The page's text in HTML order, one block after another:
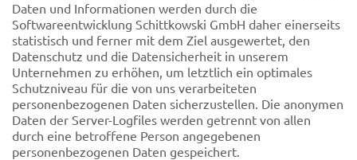
Daten und Informationen werden durch die
Softwareentwicklung Schittkowski GmbH daher einerseits
statistisch und ferner mit dem Ziel ausgewertet, den
Datenschutz und die Datensicherheit in unserem
Unternehmen zu erhöhen, um letztlich ein optimales
Schutzniveau für die von uns verarbeiteten
personenbezogenen Daten sicherzustellen. Die anonymen
Daten der Server-Logfiles werden getrennt von allen
durch eine betroffene Person angegebenen
personenbezogenen Daten gespeichert.